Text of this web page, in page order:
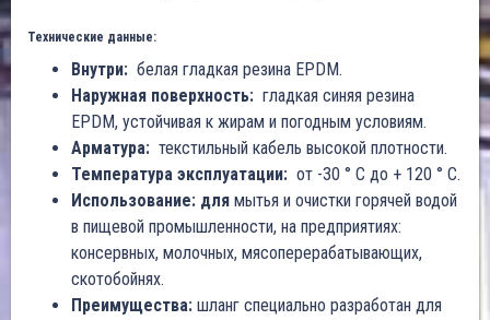
Технические данные:
Внутри: белая гладкая резина EPDM.
Наружная поверхность: гладкая синяя резина
EPDM, устойчивая к жирам и погодным условиям.
Арматура: текстильный кабель высокой плотности.
Температура эксплуатации: от -30 ° C до + 120 ° C.
Использование: для мытья и очистки горячей водой
в пищевой промышленности, на предприятиях:
консервных, молочных, мясоперерабатывающих,
скотобойнях.
Преимущества: шланг специально разработан для